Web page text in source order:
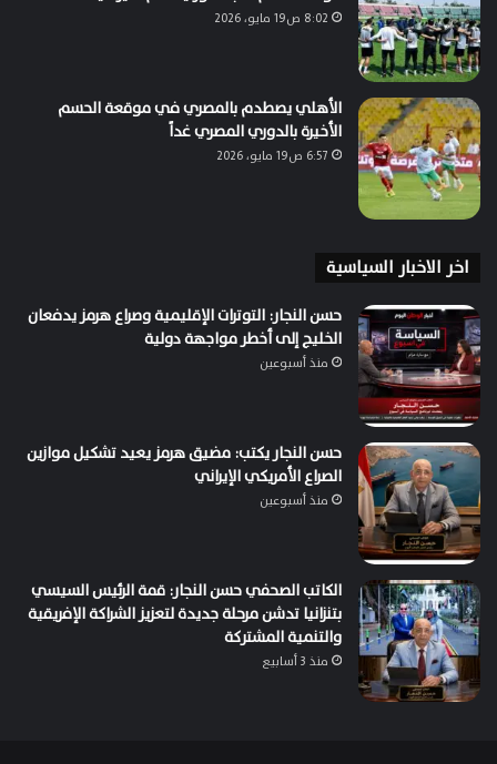
8:02 ص19 مايو، 2026
الأهلي يصطدم بالمصري في موقعة الحسم
الأخيرة بالدوري المصري غداً
6:57 ص19 مايو، 2026
اخر الاخبار السياسية
حسن النجار: التوترات الإقليمية وصراع هرمز يدفعان
الخليج إلى أخطر مواجهة دولية
منذ أسبوعين
حسن النجار يكتب: مضيق هرمز يعيد تشكيل موازين
الصراع الأمريكي الإيراني
منذ أسبوعين
الكاتب الصحفي حسن النجار: قمة الرئيس السيسي
بتنزانيا تدشن مرحلة جديدة لتعزيز الشراكة الإفريقية
والتنمية المشتركة
منذ 3 أسابيع